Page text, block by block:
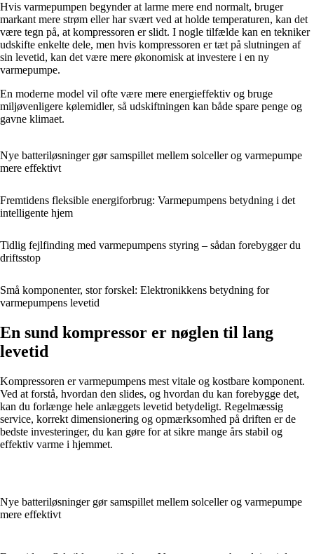
Hvis varmepumpen begynder at larme mere end normalt, bruger
markant mere strøm eller har svært ved at holde temperaturen, kan det
være tegn på, at kompressoren er slidt. I nogle tilfælde kan en tekniker
udskifte enkelte dele, men hvis kompressoren er tæt på slutningen af
sin levetid, kan det være mere økonomisk at investere i en ny
varmepumpe.
En moderne model vil ofte være mere energieffektiv og bruge
miljøvenligere kølemidler, så udskiftningen kan både spare penge og
gavne klimaet.
Nye batteriløsninger gør samspillet mellem solceller og varmepumpe
mere effektivt
Fremtidens fleksible energiforbrug: Varmepumpens betydning i det
intelligente hjem
Tidlig fejlfinding med varmepumpens styring – sådan forebygger du
driftsstop
Små komponenter, stor forskel: Elektronikkens betydning for
varmepumpens levetid
En sund kompressor er nøglen til lang
levetid
Kompressoren er varmepumpens mest vitale og kostbare komponent.
Ved at forstå, hvordan den slides, og hvordan du kan forebygge det,
kan du forlænge hele anlæggets levetid betydeligt. Regelmæssig
service, korrekt dimensionering og opmærksomhed på driften er de
bedste investeringer, du kan gøre for at sikre mange års stabil og
effektiv varme i hjemmet.
Nye batteriløsninger gør samspillet mellem solceller og varmepumpe
mere effektivt